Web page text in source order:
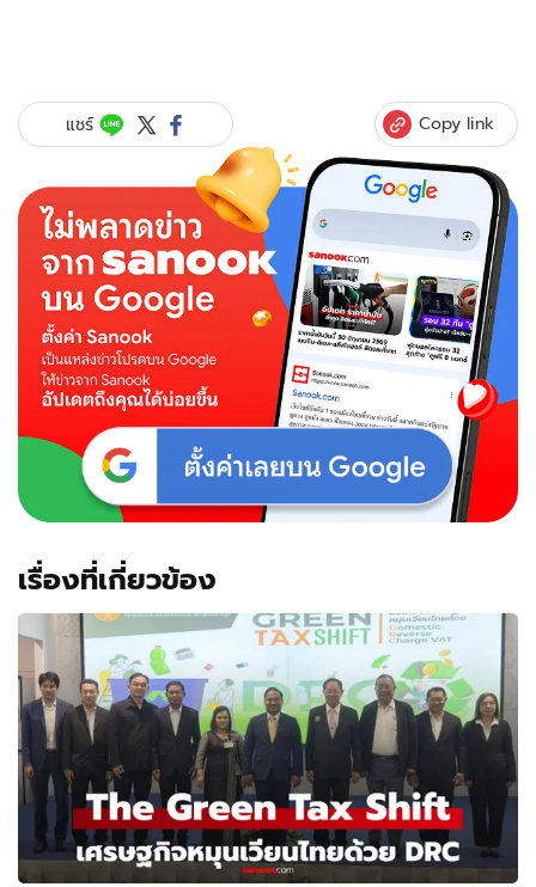
แชร์ Copy link
เรื่องที่เกี่ยวข้อง